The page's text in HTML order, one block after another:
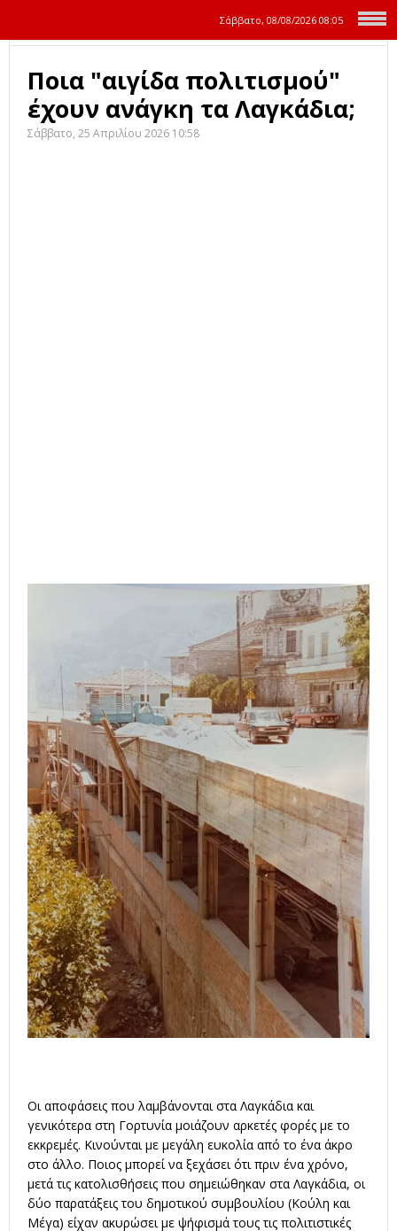
Σάββατο, 08/08/2026 08:05
Ποια "αιγίδα πολιτισμού"
έχουν ανάγκη τα Λαγκάδια;
Σάββατο, 25 Απριλίου 2026 10:58
Οι αποφάσεις που λαμβάνονται στα Λαγκάδια και
γενικότερα στη Γορτυνία μοιάζουν αρκετές φορές με το
εκκρεμές. Κινούνται με μεγάλη ευκολία από το ένα άκρο
στο άλλο. Ποιος μπορεί να ξεχάσει ότι πριν ένα χρόνο,
μετά τις κατολισθήσεις που σημειώθηκαν στα Λαγκάδια, οι
δύο παρατάξεις του δημοτικού συμβουλίου (Κούλη και
Μέγα) είχαν ακυρώσει με ψήφισμά τους τις πολιτιστικές